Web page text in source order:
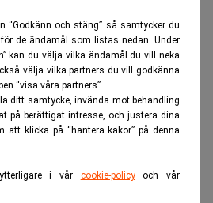
“Godkänn och stäng” så samtycker du
de ändamål som listas nedan. Under
kan du välja vilka ändamål du vill neka
välja vilka partners du vill godkänna
“visa våra partners”.
ditt samtycke, invända mot behandling
på berättigat intresse, och justera dina
att klicka på “hantera kakor” på denna
i vår cookie-policyoch vår
var det naturligt att
Buffet minns att han gjorde
som elvaåring.
och små besluten växte så
värt 147 miljarder dollar.
återkommer Buffett till att han
kan jag vara en av de tio mest